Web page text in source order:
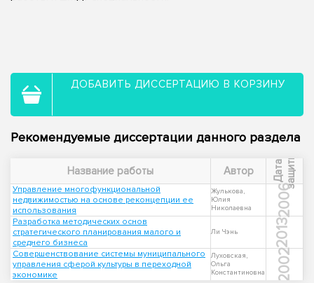
ДОБАВИТЬ ДИССЕРТАЦИЮ В КОРЗИНУ
Рекомендуемые диссертации данного раздела
Название работы Автор Д
а
т
а
з
а
щ
и
т ы
Управление многофункциональной
недвижимостью на основе реконцепции ее
использования
Жулькова,
Юлия
Николаевна
2006
Разработка методических основ
стратегического планирования малого и
среднего бизнеса
Ли Чэнь 2013
Совершенствование системы муниципального
управления сферой культуры в переходной
экономике
Луховская,
Ольга
Константиновна
2002